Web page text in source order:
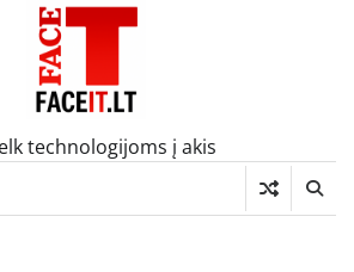
technologijoms į akis